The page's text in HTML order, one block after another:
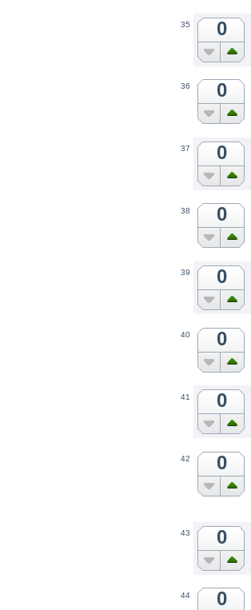
35 0
36 0
37 0
38 0
39 0
40 0
41 0
42 0
43 0
44 0